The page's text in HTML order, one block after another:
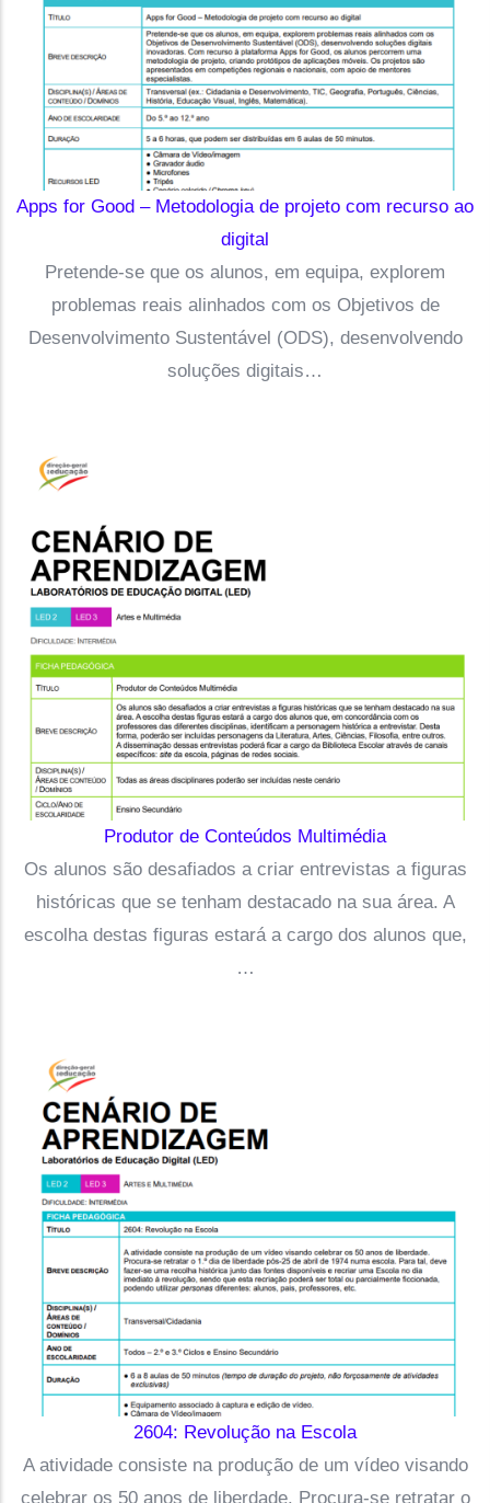
Apps for Good – Metodologia de projeto com recurso ao
digital
Pretende-se que os alunos, em equipa, explorem
problemas reais alinhados com os Objetivos de
Desenvolvimento Sustentável (ODS), desenvolvendo
soluções digitais…
Produtor de Conteúdos Multimédia
Os alunos são desafiados a criar entrevistas a figuras
históricas que se tenham destacado na sua área. A
escolha destas figuras estará a cargo dos alunos que,
…
2604: Revolução na Escola
A atividade consiste na produção de um vídeo visando
celebrar os 50 anos de liberdade. Procura-se retratar o